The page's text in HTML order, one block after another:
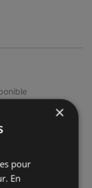
×
pour
En